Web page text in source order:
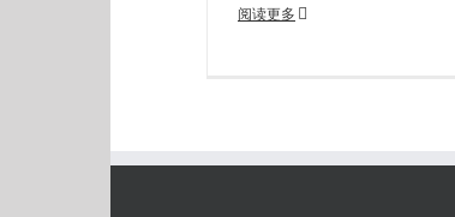
阅读更多